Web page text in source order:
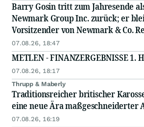
Barry Gosin tritt zum Jahresende
Newmark Group Inc. zurück; er
Vorsitzender von Newmark & Co.
operativen Gesellschaft von
07.08.26, 18:47
METLEN - FINANZERGEBNISSE 1.
07.08.26, 18:17
Thrupp & Maberly
Traditionsreicher britischer
eine neue Ära maßgeschneiderter
07.08.26, 16:19